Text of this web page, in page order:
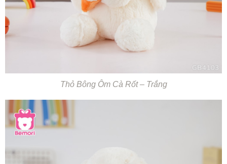
Thỏ Bông Ôm Cà Rốt – Trắng